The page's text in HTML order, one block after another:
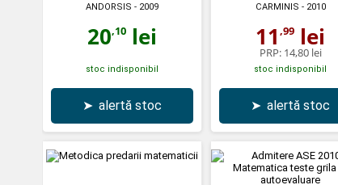
ANDORSIS - 2009
20,10 lei
stoc indisponibil
➤ alertă stoc
CARMINIS - 2010
11,99 lei
PRP: 14,80 lei
stoc indisponibil
➤ alertă stoc